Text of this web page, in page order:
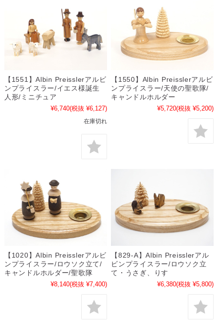
【1551】Albin Preisslerアルビ
ンプライスラー/イエス様誕生
人形/ミニチュア
¥6,740(税抜 ¥6,127)
在庫切れ
【1550】Albin Preisslerアルビ
ンプライスラー/天使の聖歌隊/
キャンドルホルダー
¥5,720(税抜 ¥5,200)
【1020】Albin Preisslerアルビ
ンプライスラー/ロウソク立て/
キャンドルホルダー/聖歌隊
¥8,140(税抜 ¥7,400)
【829-A】Albin Preisslerアル
ビンプライスラー/ロウソク立
て・うさぎ、りす
¥6,380(税抜 ¥5,800)